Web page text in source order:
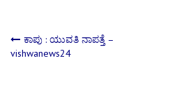
Post
ಕಾಪು : ಯುವತಿ ನಾಪತ್ತೆ –
vishwanews24